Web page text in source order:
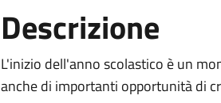
Descrizione
L'inizio dell'anno scolastico è un
anche di importanti opportunità di